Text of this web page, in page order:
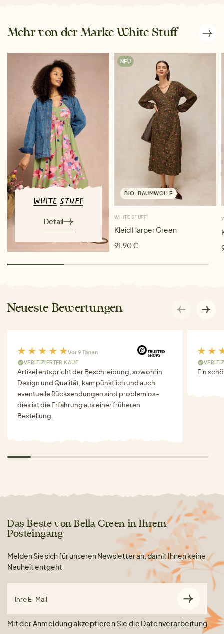
Mehr von der Marke White Stuff
Detail
NEU
BIO-BAUMWOLLE
WHITE STUFF
Kleid Harper Green
91,90 €
Neueste Bewertungen
Vor 9 Tagen
VERIFIZIERTER KAUF
Artikel entspricht der Beschreibung, sowohl in
Design und Qualität, kam pünktlich und auch
eventuelle Rücksendungen sind problemlos-
dies ist die Erfahrung aus einer früheren
Bestellung.
Ein
Das Beste von Bella Green in Ihrem
Posteingang
Melden Sie sich für unseren Newsletter an, damit Ihnen keine
Neuheit entgeht
Ihre E-Mail
Mit der Anmeldung akzeptieren Sie die Datenverarbeitung.